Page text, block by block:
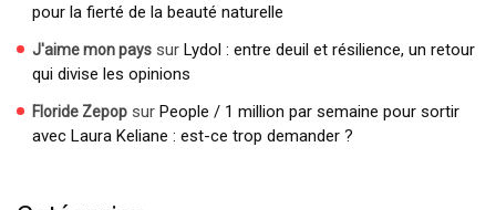
pour la fierté de la beauté naturelle
J'aime mon pays sur Lydol : entre deuil et résilience, un retour
qui divise les opinions
Floride Zepop sur People / 1 million par semaine pour sortir
avec Laura Keliane : est-ce trop demander ?